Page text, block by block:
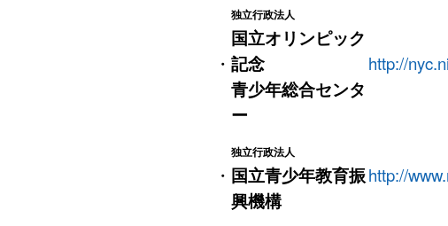
・
独立行政法人
国立オリンピック
記念
青少年総合センタ
ー
http://
・
独立行政法人
国立青少年教育振
興機構
http://